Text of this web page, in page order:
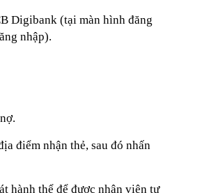
Digibank (tại màn hình đăng
nhập).
điểm nhận thẻ, sau đó nhấn
hành thể để được nhân viên tư